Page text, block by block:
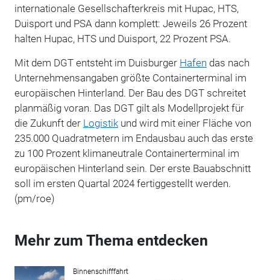
internationale Gesellschafterkreis mit Hupac, HTS,
Duisport und PSA dann komplett: Jeweils 26 Prozent
halten Hupac, HTS und Duisport, 22 Prozent PSA.
Mit dem DGT entsteht im Duisburger Hafen das nach
Unternehmensangaben größte Containerterminal im
europäischen Hinterland. Der Bau des DGT schreitet
planmäßig voran. Das DGT gilt als Modellprojekt für
die Zukunft der Logistikund wird mit einer Fläche von
235.000 Quadratmetern im Endausbau auch das erste
zu 100 Prozent klimaneutrale Containerterminal im
europäischen Hinterland sein. Der erste Bauabschnitt
soll im ersten Quartal 2024 fertiggestellt werden.
(pm/roe)
Mehr zum Thema entdecken
Binnenschifffahrt